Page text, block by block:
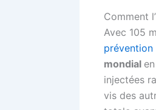
Comment
Avec 105
mondial
injectées
vis des